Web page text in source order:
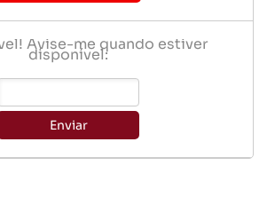
Avise-me quando estiver
disponível:
Enviar